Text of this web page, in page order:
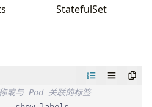
StatefulSet
或与 Pod 关联的标签